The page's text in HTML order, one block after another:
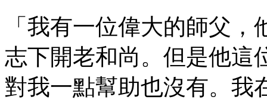
「我有一位偉大的師父
志下開老和尚。但是他這
對我一點幫助也沒有。我